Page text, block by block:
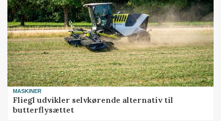
MASKINER
Fliegl udvikler selvkørende alternativ til
butterflysættet